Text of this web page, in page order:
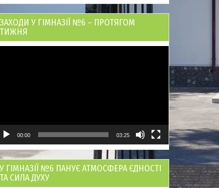
ЗАХОДИ У ГІМНАЗІЇ №6 – ПРОТЯГОМ
ТИЖНЯ
00:00 03:25
У ГІМНАЗІЇ №6 ПАНУЄ АТМОСФЕРА ЄДНОСТІ
ТА СИЛА ДУХУ